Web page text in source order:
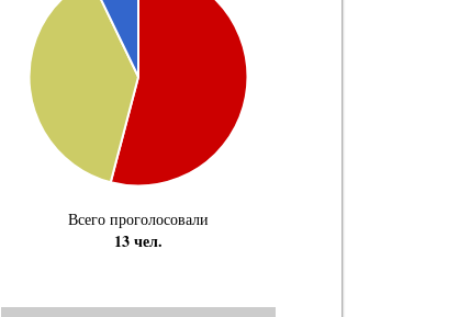
Всего проголосовали
13 чел.